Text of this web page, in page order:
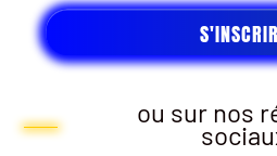
ou sur nos